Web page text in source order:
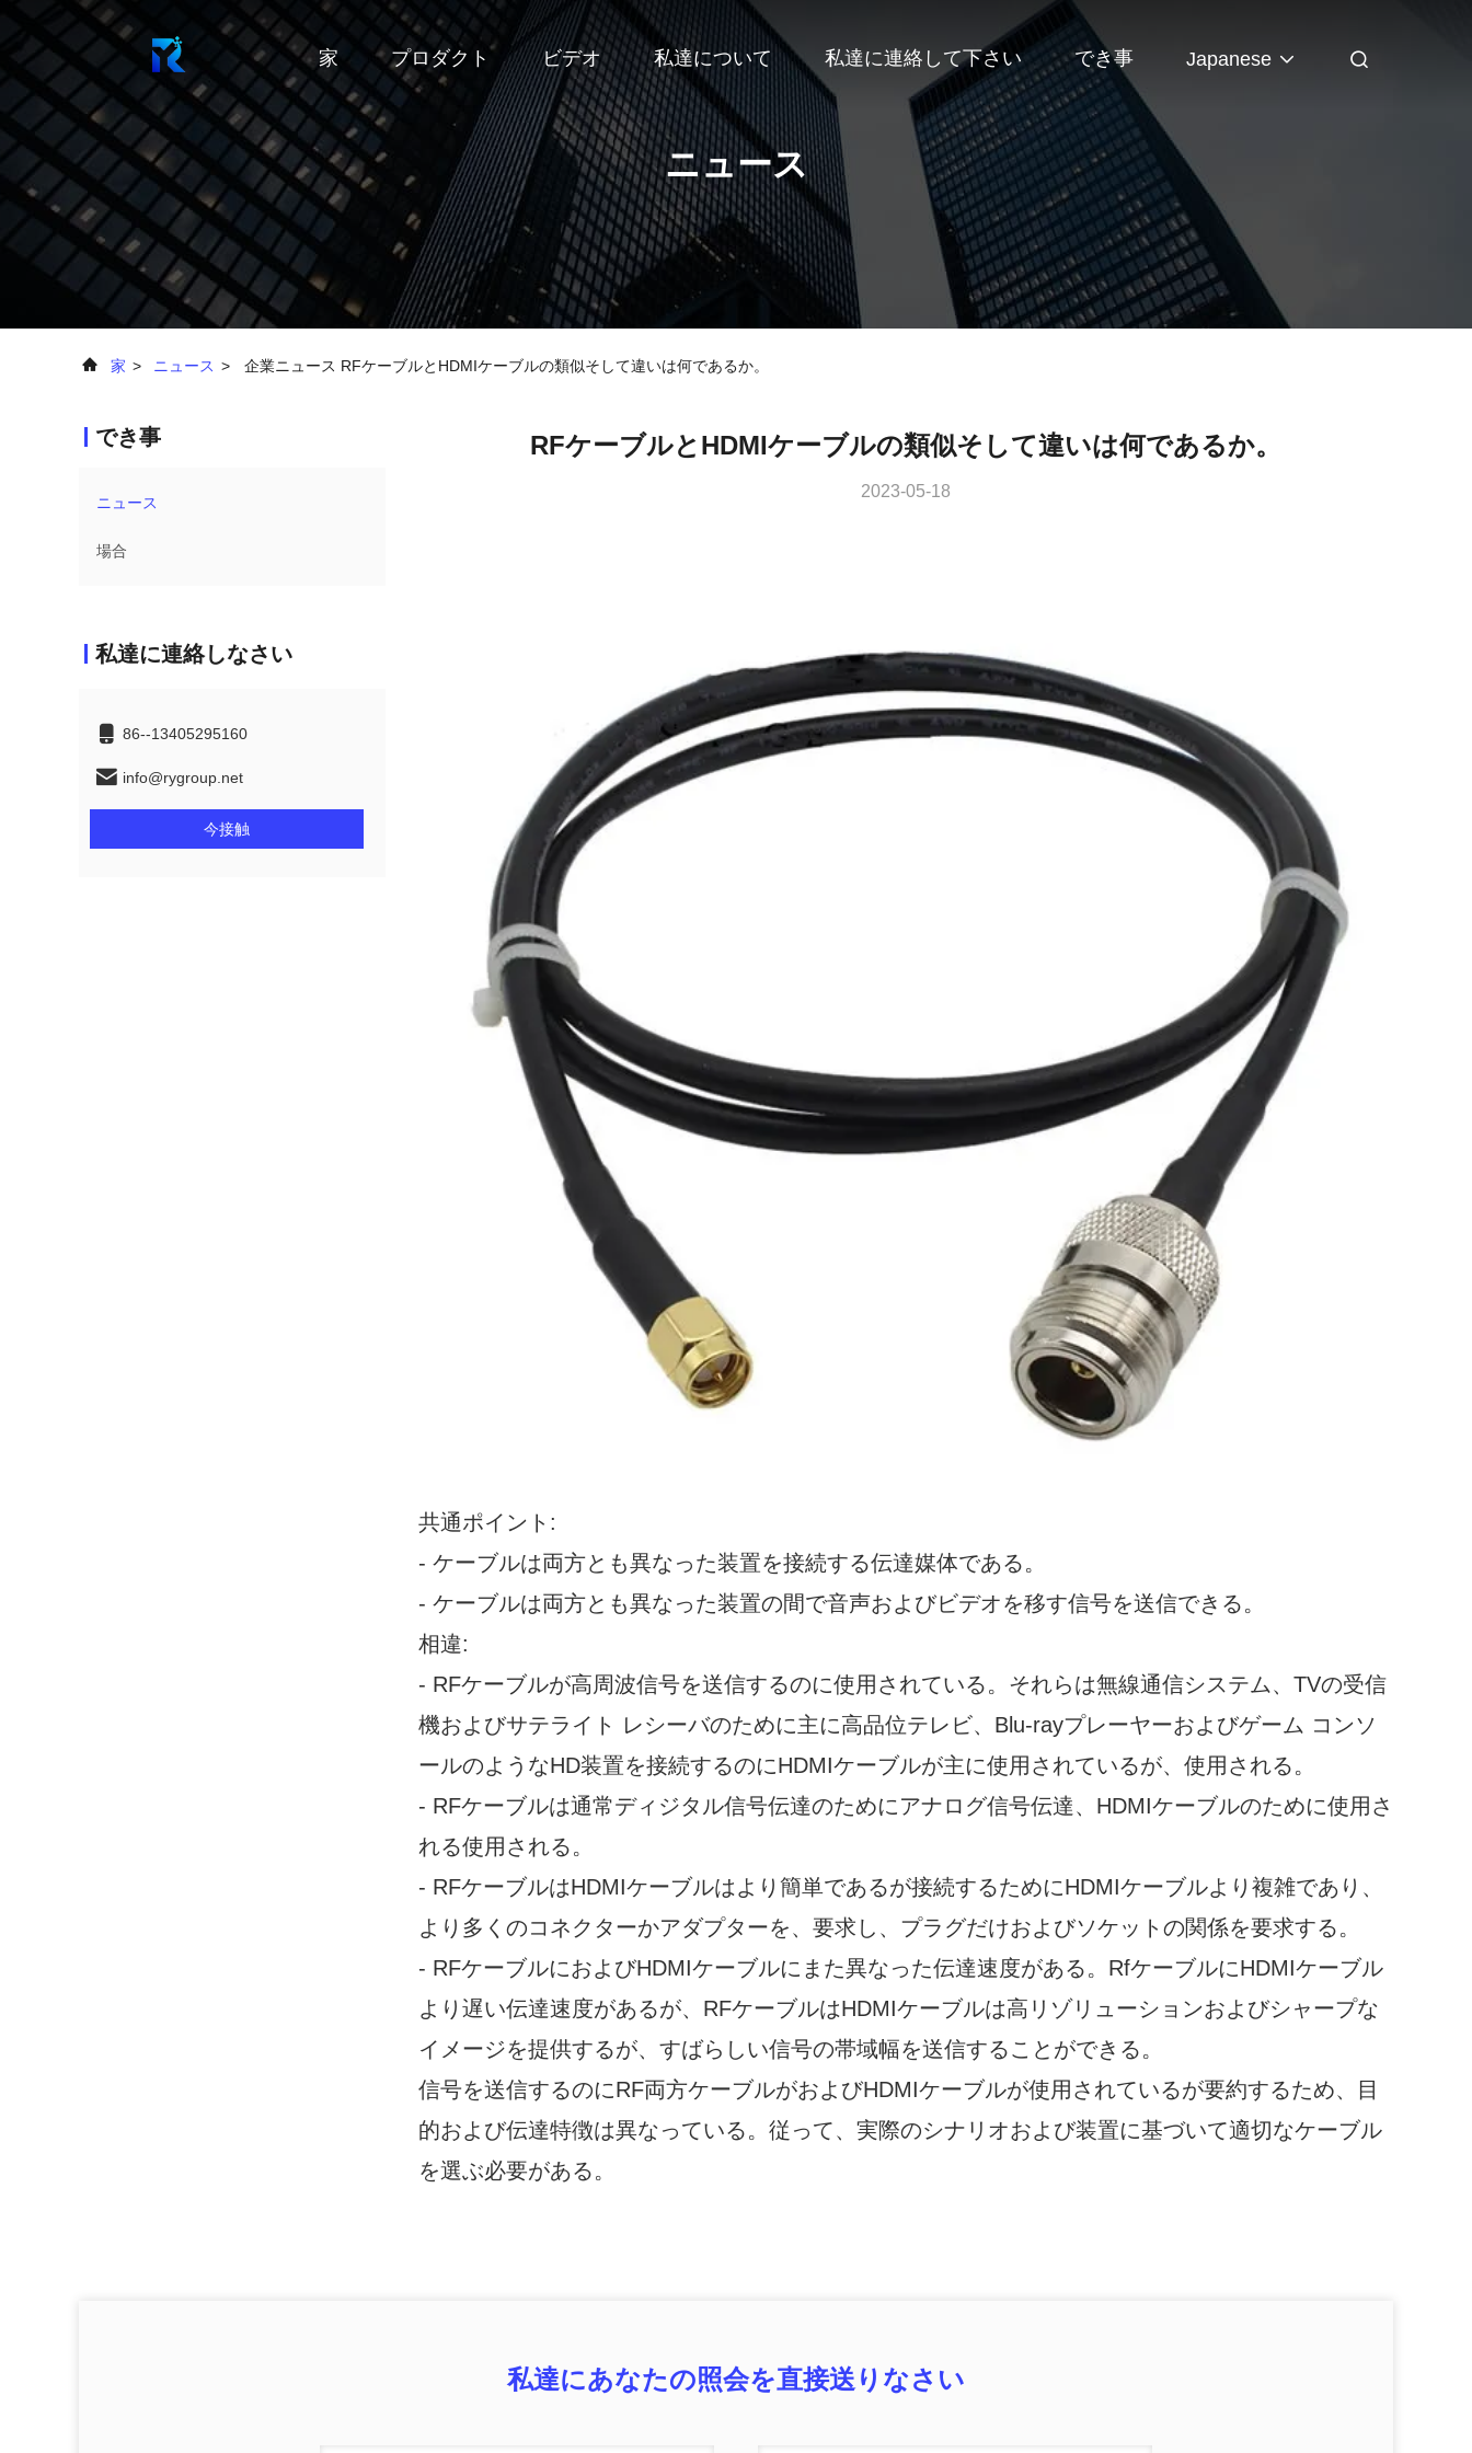
家 プロダクト ビデオ 私達について 私達に連絡して下さい でき事 Japanese
ニュース
家 > ニュース > 企業ニュース RFケーブルとHDMIケーブルの類似そして違いは何であるか。
でき事
ニュース
場合
私達に連絡しなさい
86--13405295160
info@rygroup.net
今接触
RFケーブルとHDMIケーブルの類似そして違いは何であるか。
2023-05-18
共通ポイント:
- ケーブルは両方とも異なった装置を接続する伝達媒体である。
- ケーブルは両方とも異なった装置の間で音声およびビデオを移す信号を送信できる。
相違:
- RFケーブルが高周波信号を送信するのに使用されている。それらは無線通信システム、TVの受信
機およびサテライト レシーバのために主に高品位テレビ、Blu-rayプレーヤーおよびゲーム コンソ
ールのようなHD装置を接続するのにHDMIケーブルが主に使用されているが、使用される。
- RFケーブルは通常ディジタル信号伝達のためにアナログ信号伝達、HDMIケーブルのために使用さ
れる使用される。
- RFケーブルはHDMIケーブルはより簡単であるが接続するためにHDMIケーブルより複雑であり、
より多くのコネクターかアダプターを、要求し、プラグだけおよびソケットの関係を要求する。
- RFケーブルにおよびHDMIケーブルにまた異なった伝達速度がある。RfケーブルにHDMIケーブル
より遅い伝達速度があるが、RFケーブルはHDMIケーブルは高リゾリューションおよびシャープな
イメージを提供するが、すばらしい信号の帯域幅を送信することができる。
信号を送信するのにRF両方ケーブルがおよびHDMIケーブルが使用されているが要約するため、目
的および伝達特徴は異なっている。従って、実際のシナリオおよび装置に基づいて適切なケーブル
を選ぶ必要がある。
私達にあなたの照会を直接送りなさい